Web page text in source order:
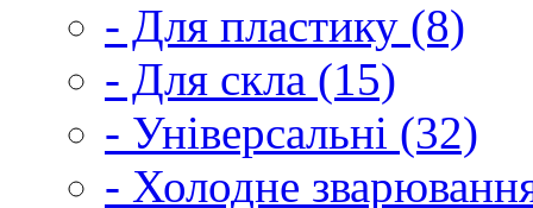
- Для пластику (8)
- Для скла (15)
- Універсальні (32)
- Холодне